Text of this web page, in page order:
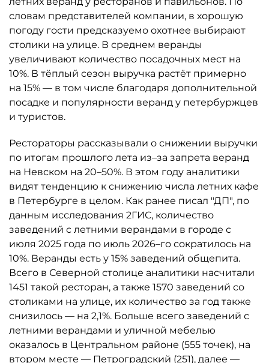
словам представителей компании, в хорошую
погоду гости предсказуемо охотнее выбирают
столики на улице. В среднем веранды
увеличивают количество посадочных мест на
10%. В тёплый сезон выручка растёт примерно
на 15% — в том числе благодаря дополнительной
посадке и популярности веранд у петербуржцев
и туристов.
Рестораторы рассказывали о снижении выручки
по итогам прошлого лета из–за запрета веранд
на Невском на 20–50%. В этом году аналитики
видят тенденцию к снижению числа летних кафе
в Петербурге в целом. Как ранее писал "ДП", по
данным исследования 2ГИС, количество
заведений с летними верандами в городе с
июля 2025 года по июль 2026–го сократилось на
10%. Веранды есть у 15% заведений общепита.
Всего в Северной столице аналитики насчитали
1451 такой ресторан, а также 1570 заведений со
столиками на улице, их количество за год также
снизилось — на 2,1%. Больше всего заведений с
летними верандами и уличной мебелью
оказалось в Центральном районе (555 точек), на
втором месте — Петроградский (251), далее —